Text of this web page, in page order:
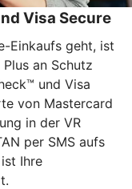
Visa Secure
Einkaufs geht, ist
an Schutz
und Visa
von Mastercard
in der VR
per SMS aufs
Ihre